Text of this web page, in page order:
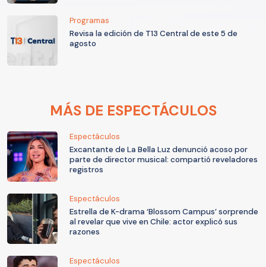
Programas
Revisa la edición de T13 Central de este 5 de
agosto
MÁS DE ESPECTÁCULOS
Espectáculos
Excantante de La Bella Luz denunció acoso por
parte de director musical: compartió reveladores
registros
Espectáculos
Estrella de K-drama ‘Blossom Campus’ sorprende
al revelar que vive en Chile: actor explicó sus
razones
Espectáculos